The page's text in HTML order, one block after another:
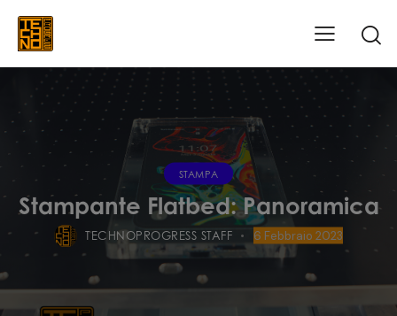
STAMPA
Stampante Flatbed: Panoramica
TECHNOPROGRESS STAFF 6 Febbraio 2023